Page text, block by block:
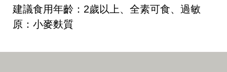
建議食用年齡：2歲以上、全素可食、過敏
原：小麥麩質